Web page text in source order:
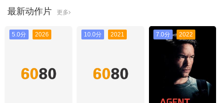
最新动作片 更多
5.0分 2026 10.0分 2021 7.0分 2022